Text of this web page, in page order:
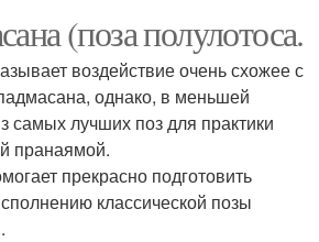
(поза полулотоса.
воздействие очень схожее с
однако, в меньшей
самых лучших поз для практики
пранаямой.
прекрасно подготовить
классической позы